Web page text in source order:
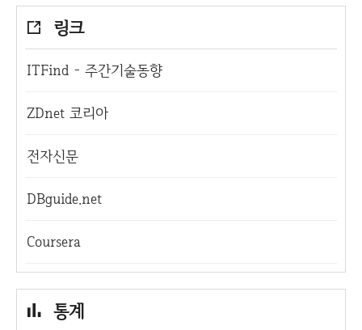
링크
ITFind - 주간기술동향
ZDnet 코리아
전자신문
DBguide.net
Coursera
통계